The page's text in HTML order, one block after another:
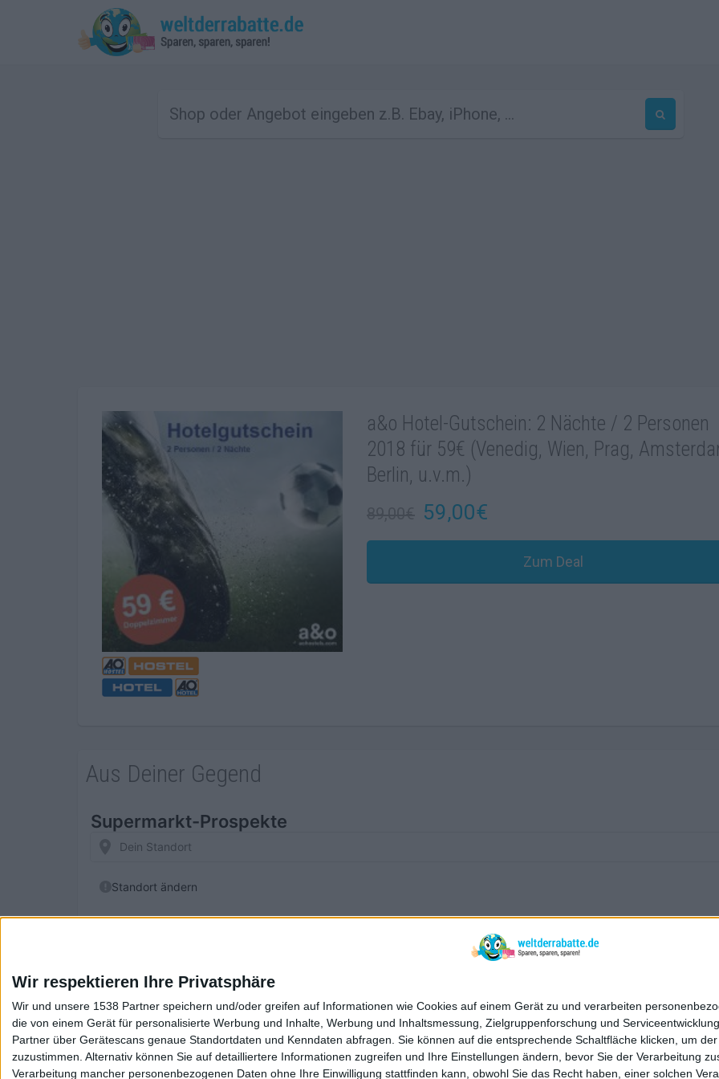
Wir respektieren Ihre Privatsphäre
Wir und unsere 1538 Partner speichern und/oder greifen auf Informationen wie Cookies auf einem Gerät zu und verarbeiten
die von einem Gerät für personalisierte Werbung und Inhalte, Werbung und Inhaltsmessung, Zielgruppenforschung und
Partner über Gerätescans genaue Standortdaten und Kenndaten abfragen. Sie können auf die entsprechende Schaltfläche klicken, um
zuzustimmen. Alternativ können Sie auf detailliertere Informationen zugreifen und Ihre Einstellungen ändern, bevor Sie der Verarbeitung
Verarbeitung mancher personenbezogenen Daten ohne Ihre Einwilligung stattfinden kann, obwohl Sie das Recht haben, einer solchen
a&o Hotel-Gutschein: 2 Nächte / 2 Personen
2018 für 59€ (Venedig, Wien, Prag,
Berlin, u.v.m.)
59,00€
Zum Deal
Aus Deiner Gegend